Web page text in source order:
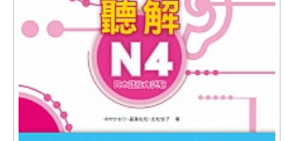
書籍音檔 智慧筆下載